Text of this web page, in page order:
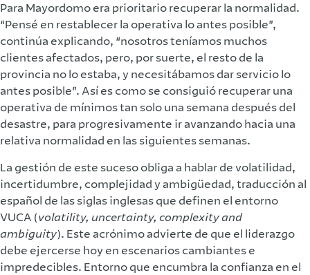
Para Mayordomo era prioritario recuperar la normalidad.
“Pensé en restablecer la operativa lo antes posible”,
continúa explicando, “nosotros teníamos muchos
clientes afectados, pero, por suerte, el resto de la
provincia no lo estaba, y necesitábamos dar servicio lo
antes posible”. Así es como se consiguió recuperar una
operativa de mínimos tan solo una semana después del
desastre, para progresivamente ir avanzando hacia una
relativa normalidad en las siguientes semanas.
La gestión de este suceso obliga a hablar de volatilidad,
incertidumbre, complejidad y ambigüedad, traducción al
español de las siglas inglesas que definen el entorno
VUCA (volatility, uncertainty, complexity and
ambiguity). Este acrónimo advierte de que el liderazgo
debe ejercerse hoy en escenarios cambiantes e
impredecibles. Entorno que encumbra la confianza en el